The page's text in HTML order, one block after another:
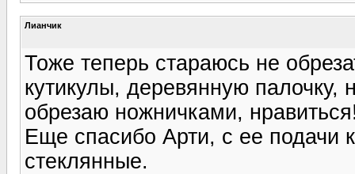
Лианчик
Тоже теперь стараюсь не
кутикулы, деревянную
обрезаю ножничками,
Еще спасибо Арти, с ее подачи
стеклянные.